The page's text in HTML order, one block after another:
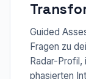
Guided
Fragen zu
Radar-Profil,
phasierten